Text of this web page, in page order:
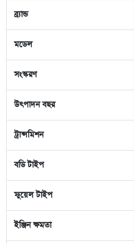
ব্র্যান্ড
মডেল
সংস্করণ
উৎপাদন বছর
ট্রান্সমিশন
বডি টাইপ
ফুয়েল টাইপ
ইঞ্জিন ক্ষমতা